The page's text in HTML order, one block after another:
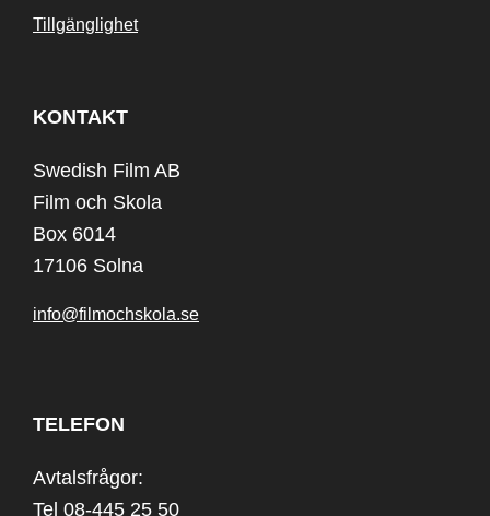
Tillgänglighet
KONTAKT
Swedish Film AB
Film och Skola
Box 6014
17106 Solna
info@filmochskola.se
TELEFON
Avtalsfrågor:
Tel 08-445 25 50